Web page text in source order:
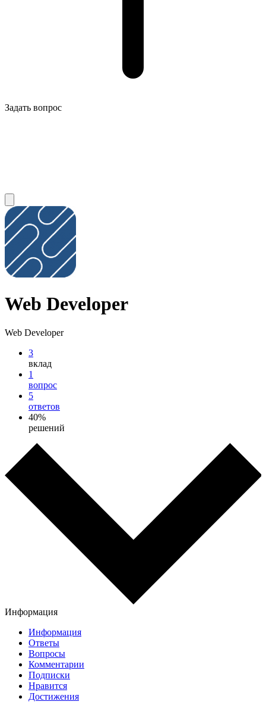
Задать вопрос
Web Developer
Web Developer
3
вклад
1
вопрос
5
ответов
40%
решений
Информация
Информация
Ответы
Вопросы
Комментарии
Подписки
Нравится
Достижения